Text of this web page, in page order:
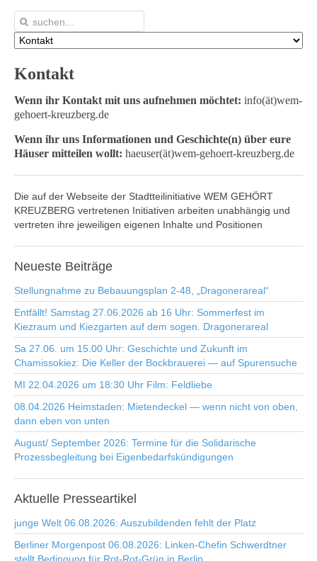
Kontakt
Wenn ihr Kontakt mit uns aufnehmen möchtet: info(ät)wem-
gehoert-kreuzberg.de
Wenn ihr uns Informationen und Geschichte(n) über eure
Häuser mitteilen wollt: haeuser(ät)wem-gehoert-kreuzberg.de
Die auf der Webseite der Stadtteilinitiative WEM GEHÖRT
KREUZBERG vertretenen Initiativen arbeiten unabhängig und
vertreten ihre jeweiligen eigenen Inhalte und Positionen
Neueste Beiträge
Stellungnahme zu Bebauungsplan 2-48, „Dragonerareal“
Entfällt! Samstag 27.06.2026 ab 16 Uhr: Sommerfest im
Kiezraum und Kiezgarten auf dem sogen. Dragonerareal
Sa 27.06. um 15.00 Uhr: Geschichte und Zukunft im
Chamissokiez: Die Keller der Bockbrauerei — auf Spurensuche
MI 22.04.2026 um 18:30 Uhr Film: Feldliebe
08.04.2026 Heimstaden: Mietendeckel — wenn nicht von oben,
dann eben von unten
August/ September 2026: Termine für die Solidarische
Prozessbegleitung bei Eigenbedarfskündigungen
Aktuelle Presseartikel
junge Welt 06.08.2026: Auszubildenden fehlt der Platz
Berliner Morgenpost 06.08.2026: Linken-Chefin Schwerdtner